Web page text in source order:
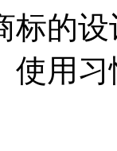
标的
使用